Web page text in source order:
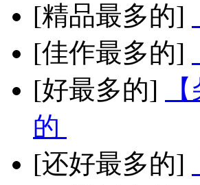
[精品最多的]
[佳作最多的]
[好最多的]
的
[还好最多的]